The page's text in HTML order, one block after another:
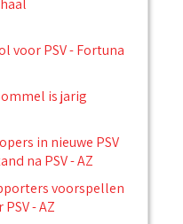
voor PSV - Fortuna
is jarig
in nieuwe PSV
na PSV - AZ
voorspellen
- AZ